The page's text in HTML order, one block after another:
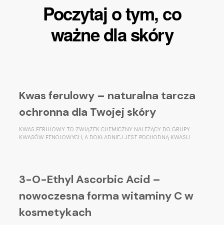
Poczytaj o tym, co
ważne dla skóry
Kwas ferulowy – naturalna tarcza
ochronna dla Twojej skóry
KWAS FERULOWY TO ZWIĄZEK CHEMICZNY NALEŻĄCY DO GRUPY
KWASÓW FENOLOWYCH, A DOKŁADNIEJ JEST POCHODNĄ KWASU
3-O-Ethyl Ascorbic Acid –
nowoczesna forma witaminy C w
kosmetykach